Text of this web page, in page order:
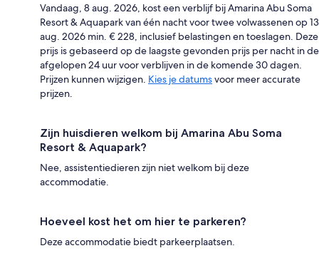
Vandaag, 8 aug. 2026, kost een verblijf bij Amarina Abu Soma
Resort & Aquapark van één nacht voor twee volwassenen op 13
aug. 2026 min. € 228, inclusief belastingen en toeslagen. Deze
prijs is gebaseerd op de laagste gevonden prijs per nacht in de
afgelopen 24 uur voor verblijven in de komende 30 dagen.
Prijzen kunnen wijzigen. Kies je datumsvoor meer accurate
prijzen.
Zijn huisdieren welkom bij Amarina Abu Soma
Resort & Aquapark?
Nee, assistentiedieren zijn niet welkom bij deze
accommodatie.
Hoeveel kost het om hier te parkeren?
Deze accommodatie biedt parkeerplaatsen.